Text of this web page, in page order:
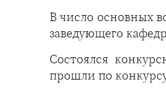
В число основных
заведующего
Состоялся
прошли по